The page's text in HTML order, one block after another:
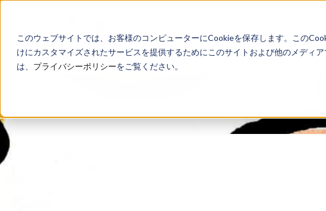
このウェブサイトでは、お客様のコンピューターにCookieを保存します。この
けにカスタマイズされたサービスを提供するためにこのサイトおよび他のメディ
は、 プライバシーポリシーをご覧ください。
About